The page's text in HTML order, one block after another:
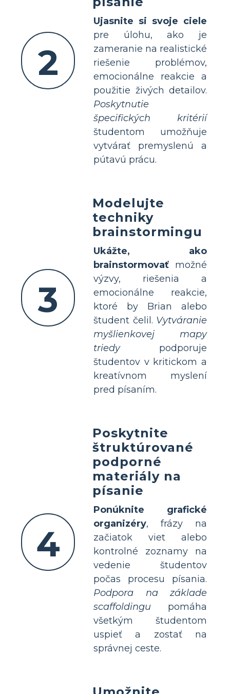
2
Ujasnite si svoje ciele
pre úlohu, ako je
zameranie na realistické
riešenie problémov,
emocionálne reakcie a
použitie živých detailov.
Poskytnutie
špecifických kritérií
študentom umožňuje
vytvárať premyslenú a
pútavú prácu.
3
Modelujte
techniky
brainstormingu
Ukážte, ako
brainstormovať možné
výzvy, riešenia a
emocionálne reakcie,
ktoré by Brian alebo
študent čelil. Vytváranie
myšlienkovej mapy
triedypodporuje
študentov v kritickom a
kreatívnom myslení
pred písaním.
4
Poskytnite
štruktúrované
podporné
materiály na
písanie
Ponúknite grafické
organizéry, frázy na
začiatok viet alebo
kontrolné zoznamy na
vedenie študentov
počas procesu písania.
Podpora na základe
scaffoldingu pomáha
všetkým študentom
uspieť a zostať na
správnej ceste.